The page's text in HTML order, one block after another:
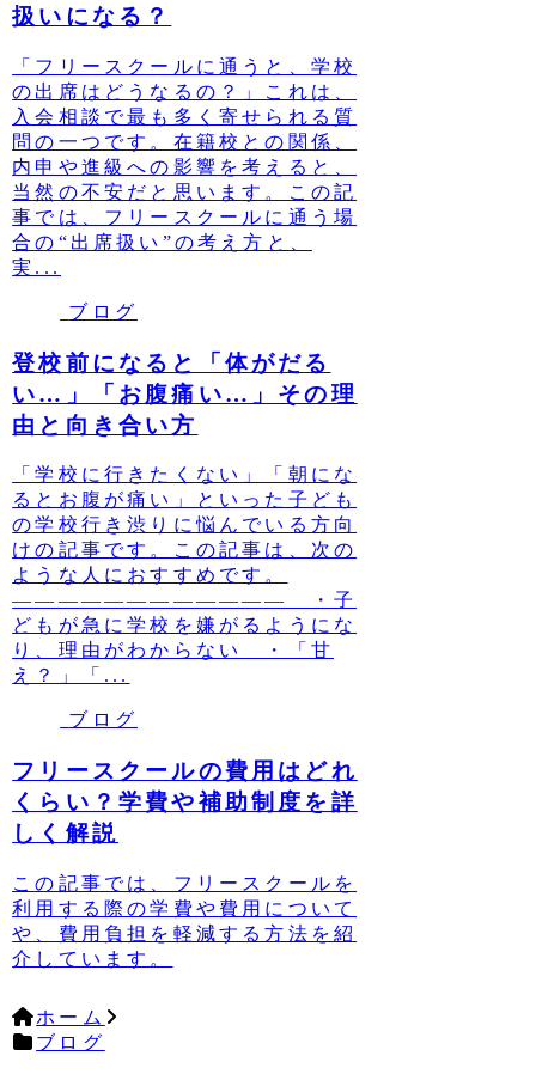
扱いになる？
「フリースクールに通うと、学校
の出席はどうなるの？」これは、
入会相談で最も多く寄せられる質
問の一つです。在籍校との関係、
内申や進級への影響を考えると、
当然の不安だと思います。この記
事では、フリースクールに通う場
合の“出席扱い”の考え方と、
実...
ブログ
登校前になると「体がだる
い…」「お腹痛い…」その理
由と向き合い方
「学校に行きたくない」「朝にな
るとお腹が痛い」といった子ども
の学校行き渋りに悩んでいる方向
けの記事です。この記事は、次の
ような人におすすめです。
———————————— ・子
どもが急に学校を嫌がるようにな
り、理由がわからない ・「甘
え？」「...
ブログ
フリースクールの費用はどれ
くらい？学費や補助制度を詳
しく解説
この記事では、フリースクールを
利用する際の学費や費用について
や、費用負担を軽減する方法を紹
介しています。
ホーム
ブログ